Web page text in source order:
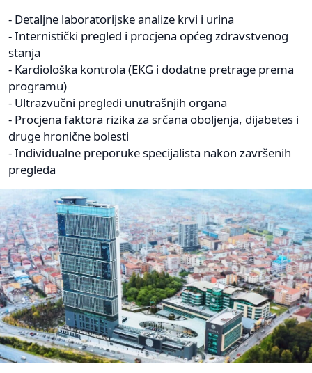
- Detaljne laboratorijske analize krvi i urina
- Internistički pregled i procjena općeg zdravstvenog
stanja
- Kardiološka kontrola (EKG i dodatne pretrage prema
programu)
- Ultrazvučni pregledi unutrašnjih organa
- Procjena faktora rizika za srčana oboljenja, dijabetes i
druge hronične bolesti
- Individualne preporuke specijalista nakon završenih
pregleda